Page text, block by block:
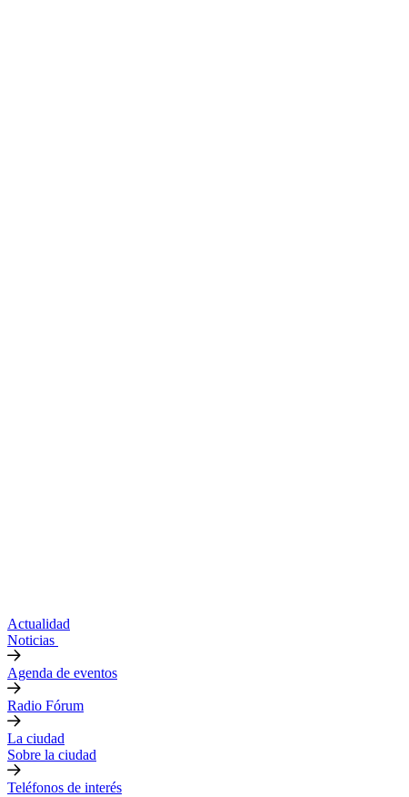
Actualidad
Noticias
Agenda de eventos
Radio Fórum
La ciudad
Sobre la ciudad
Teléfonos de interés